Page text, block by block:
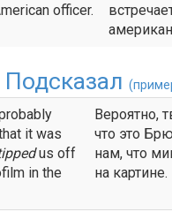
officer.
Подсказал
it was
us off
in the
Вероятно,
что это
нам, что
на картине.